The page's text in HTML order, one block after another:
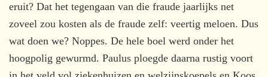
eruit? Dat het tegengaan van die fraude jaarlijks net
zoveel zou kosten als de fraude zelf: veertig meloen. Dus
wat doen we? Noppes. De hele boel werd onder het
hoogpolig gewurmd. Paulus ploegde daarna rustig voort